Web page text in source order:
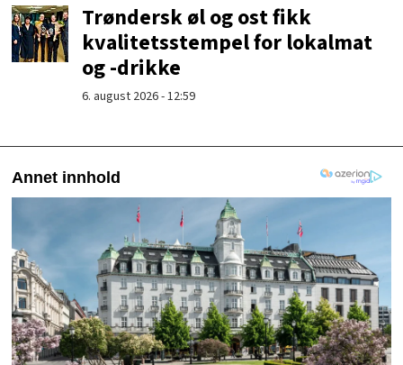
Trøndersk øl og ost fikk
kvalitetsstempel for lokalmat
og -drikke
6. august 2026 - 12:59